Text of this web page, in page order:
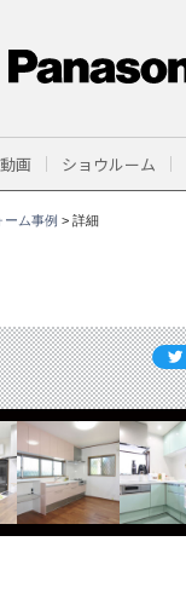
画 ショウルーム
ーム事例 > 詳細